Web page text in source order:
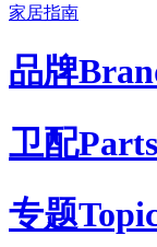
家居指南
品牌
卫配Parts
专题